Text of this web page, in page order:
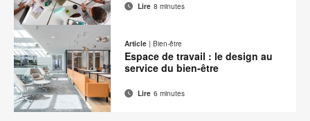
Partager
sur
Facebook
Partager
sur
Twitter
Partager
sur
Pinterest
Partager
sur
LinkedIn
Adresse
de
contact
Imprimer
cette
page
Lire 8 minutes
Partager
Partager
Partager
PartagerAdresseImprimer
Article | Bien-être
Espace de travail : le design au
service du bien-être
Lire 6 minutes